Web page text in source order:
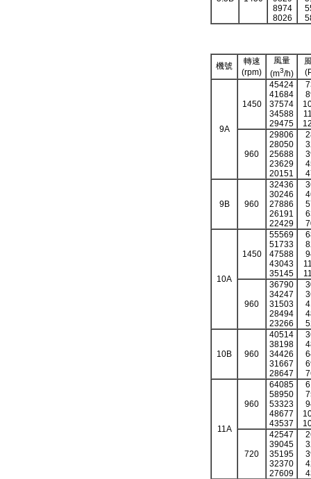
8974
8026
機號
轉速
(rpm)
風量
(m3/h)
9A
1450
45424
41684
37574
34588
29475
960
29806
28050
25688
23629
20151
9B 960
32436
30246
27886
26191
22429
10A
1450
55569
51733
47588
43043
35145
960
36790
34247
31503
28494
23266
10B 960
40514
38198
34426
31667
28647
11A
960
64085
58950
53323
48677
43537
720
42547
39045
35195
32370
27609